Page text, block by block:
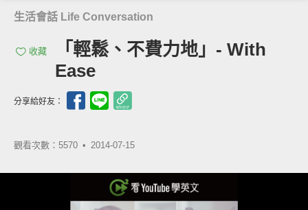
生活會話 Life Conversation
收藏
「輕鬆、不費力地」- With
Ease
分享給好友：
觀看次數：5570 • 2014-07-15